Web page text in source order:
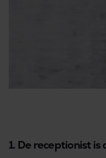
1. De receptionist is